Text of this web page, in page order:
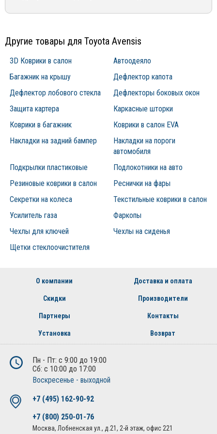
Другие товары для Toyota Avensis
3D Коврики в салон
Автоодеяло
Багажник на крышу
Дефлектор капота
Дефлектор лобового стекла
Дефлекторы боковых окон
Защита картера
Каркасные шторки
Коврики в багажник
Коврики в салон EVA
Накладки на задний бампер
Накладки на пороги
автомобиля
Подкрылки пластиковые
Подлокотники на авто
Резиновые коврики в салон
Реснички на фары
Секретки на колеса
Текстильные коврики в салон
Усилитель газа
Фаркопы
Чехлы для ключей
Чехлы на сиденья
Щетки стеклоочистителя
О компании Доставка и оплата
Скидки Производители
Партнеры Контакты
Установка Возврат
Пн - Пт: с 9:00 до 19:00
Сб: с 10:00 до 17:00
Воскресенье - выходной
+7 (495) 162-90-92
+7 (800) 250-01-76
Москва, Лобненская ул., д.21, 2-й этаж, офис 221